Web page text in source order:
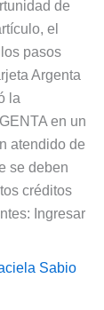
de
el
pasos
Argenta
la
en un
atendido de
se deben
créditos
Ingresar
Sabio